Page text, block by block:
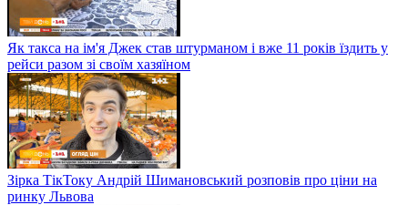
Як такса на ім'я Джек став штурманом і вже 11 років їздить у
рейси разом зі своїм хазяїном
Зірка ТікТоку Андрій Шимановський розповів про ціни на
ринку Львова